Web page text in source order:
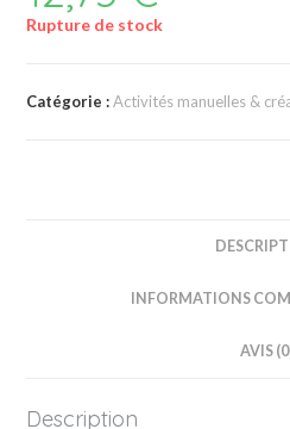
Rupture de stock
Catégorie :Activités manuelles &
INFORMATIONS
AVIS
Description